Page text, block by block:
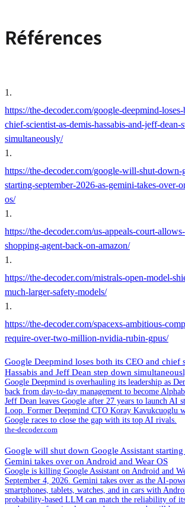
Références
1 .
https://the-decoder.com/google-deepmind-
chief-scientist-as-demis-hassabis-and-jeff-dean-
simultaneously/
1 .
https://the-decoder.com/google-will-shut-down-
starting-september-2026-as-gemini-takes-over-
os/
1 .
https://the-decoder.com/us-appeals-court-
shopping-agent-back-on-amazon/
1 .
https://the-decoder.com/mistrals-open-model-
much-larger-safety-models/
1 .
https://the-decoder.com/spacexs-ambitious-
require-over-two-million-nvidia-rubin-gpus/
Google Deepmind loses both its CEO and chief
Hassabis and Jeff Dean step down
Google Deepmind is overhauling its leadership as
back from day-to-day management to become
Jeff Dean leaves Google after 27 years to launch AI
Loop. Former Deepmind CTO Koray Kavukcuoglu
Google races to close the gap with its top AI rivals.
the-decoder.com
Google will shut down Google Assistant starting
Gemini takes over on Android and Wear OS
Google is killing Google Assistant on Android and
September 4, 2026. Gemini takes over as the AI-
smartphones, tablets, watches, and in cars with
probability-based LLM can match the reliability of